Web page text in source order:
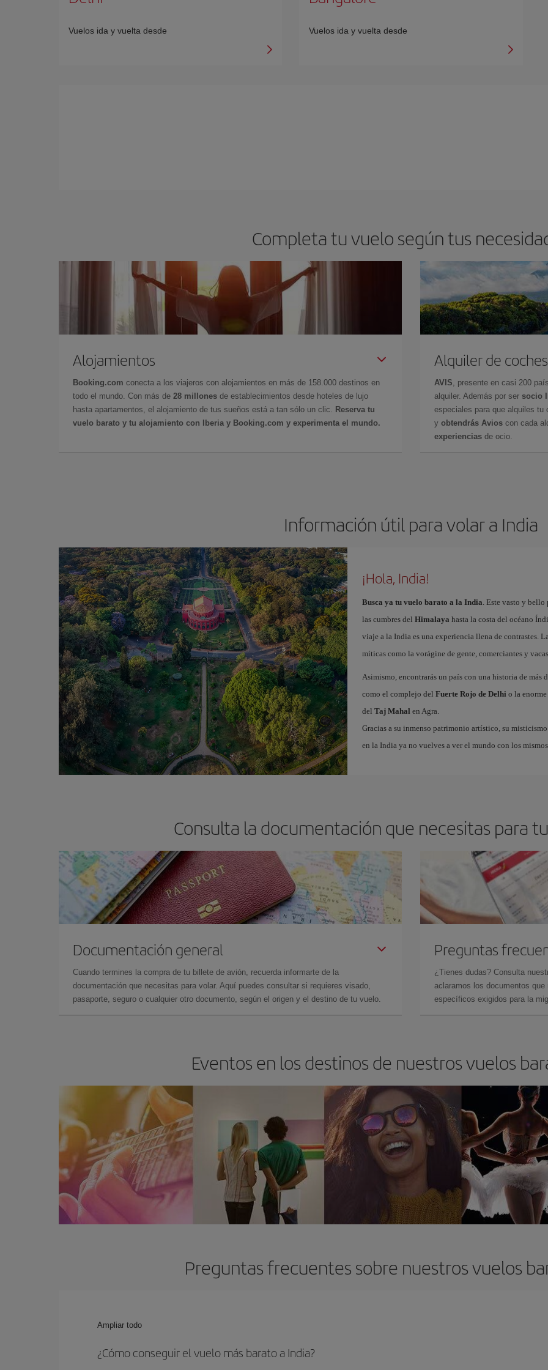
Vuelos ida y vuelta desde Vuelos ida y vuelta desde
Completa tu vuelo según tus
Alojamientos
Booking.com conecta a los viajeros con alojamientos en más de 158.000 destinos en
todo el mundo. Con más de 28 millones de establecimientos desde hoteles de lujo
hasta apartamentos, el alojamiento de tus sueños está a tan sólo un clic.
Reserva tu
vuelo barato y tu alojamiento con Iberia y Booking.com y experimenta el mundo.
Alquiler de coches
AVIS , presente en casi 200
alquiler. Además por ser socio
especiales para que alquiles tu
y obtendrás Avios con cada
experiencias de ocio.
Información útil para volar a India
¡Hola, India!
Busca ya tu vuelo barato a la India . Este vasto y
las cumbres del Himalaya hasta la costa del océano
viaje a la India es una experiencia llena de contrastes.
míticas como la vorágine de gente, comerciantes y
Asimismo, encontrarás un país con una historia de
como el complejo del Fuerte Rojo de Delhi o la
del Taj Mahal en Agra.
Gracias a su inmenso patrimonio artístico, su
en la India ya no vuelves a ver el mundo con los
Consulta la documentación que necesitas para
Documentación general
Cuando termines la compra de tu billete de avión, recuerda informarte de la
documentación que necesitas para volar. Aquí puedes consultar si requieres visado,
pasaporte, seguro o cualquier otro documento, según el origen y el destino de tu vuelo.
Preguntas
¿Tienes dudas? Consulta
aclaramos los documentos
específicos exigidos para la
Eventos en los destinos de nuestros vuelos
Preguntas frecuentes sobre nuestros vuelos
Ampliar todo
¿Cómo conseguir el vuelo más barato a India?